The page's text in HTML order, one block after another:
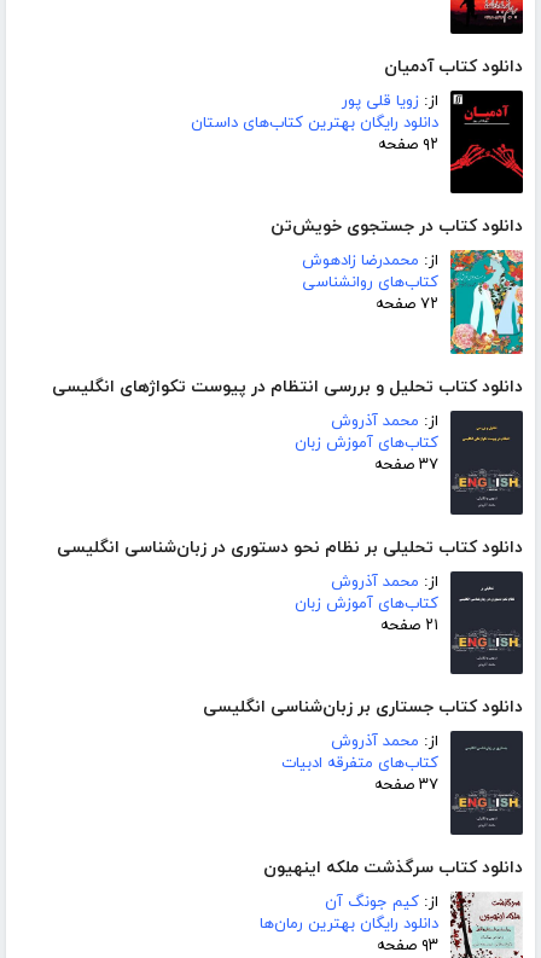
دانلود کتاب آدمیان
از: زویا قلی پور
دانلود رایگان بهترین کتاب‌های داستان
۹۲ صفحه
دانلود کتاب در جستجوی خویش‌تن
از: محمدرضا زادهوش
کتاب‌های روانشناسی
۷۲ صفحه
دانلود کتاب تحلیل و بررسی انتظام در پیوست تکواژهای انگلیسی
از: محمد آذروش
کتاب‌های آموزش زبان
۳۷ صفحه
دانلود کتاب تحلیلی بر نظام نحو دستوری در زبان‌شناسی انگلیسی
از: محمد آذروش
کتاب‌های آموزش زبان
۲۱ صفحه
دانلود کتاب جستاری بر زبان‌شناسی انگلیسی
از: محمد آذروش
کتاب‌های متفرقه ادبیات
۳۷ صفحه
دانلود کتاب سرگذشت ملکه اینهیون
از: کیم جونگ آن
دانلود رایگان بهترین رمان‌ها
۹۳ صفحه